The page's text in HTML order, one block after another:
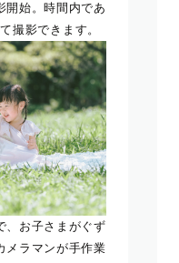
開始。時間内であ
撮影できます。
、お子さまがぐず
メラマンが手作業